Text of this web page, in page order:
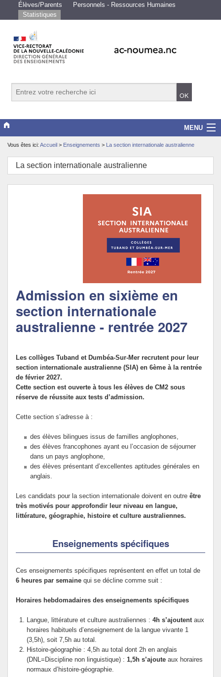
Élèves/Parents
Personnels - Ressources Humaines
Statistiques
MENU
Vice-rectorat
Scolarité/études
Vous êtes ici: Accueil > Enseignements > La section internationale australienne
La section internationale australienne
Admission en sixième en
section internationale
australienne - rentrée 2027
Les collèges Tuband et Dumbéa-Sur-Mer recrutent pour leur
section internationale australienne (SIA) en 6ème à la rentrée
de février 2027.
Cette section est ouverte à tous les élèves de CM2 sous
réserve de réussite aux tests d’admission.
Cette section s’adresse à :
des élèves bilingues issus de familles anglophones,
des élèves francophones ayant eu l’occasion de séjourner
dans un pays anglophone,
des élèves présentant d’excellentes aptitudes générales en
anglais.
Les candidats pour la section internationale doivent en outre être
très motivés pour approfondir leur niveau en langue,
littérature, géographie, histoire et culture australiennes.
Enseignements spécifiques
Ces enseignements spécifiques représentent en effet un total de
6 heures par semaine qui se décline comme suit :
Horaires hebdomadaires des enseignements spécifiques
Langue, littérature et culture australiennes :4h s’ajoutentaux
horaires habituels d’enseignement de la langue vivante 1
(3,5h), soit 7,5h au total.
Histoire-géographie : 4,5h au total dont 2h en anglais
(DNL=Discipline non linguistique) :1,5h s’ajoute aux horaires
normaux d’histoire-géographie.